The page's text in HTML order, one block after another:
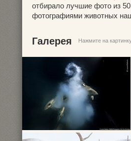
отбирало лучшие фото из
фотографиями животных
Галерея Нажмите на